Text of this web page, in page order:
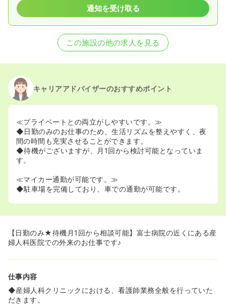
通知を受け取る
この施設の他の求人を見る
キャリアアドバイザーのおすすめポイント
≪プライベートとの両立がしやすいです。≫
◆日勤のみのお仕事のため、生活リズムを整えやすく、夜
間の時間も充実させることができます。
◆待機がございますが、月1回から検討可能となっていま
す。
≪マイカー通勤が可能です。≫
◆駐車場を完備しており、車での通勤が可能です。
【日勤のみ★待機月1回から相談可能】富士病院の近くにある産
婦人科医院での外来のお仕事です♪
仕事内容
◆産婦人科クリニックにおける、看護師業務全般を行っていた
だきます。